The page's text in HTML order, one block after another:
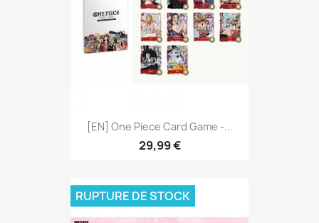
[EN] One Piece Card Game -...
29,99 €
RUPTURE DE STOCK